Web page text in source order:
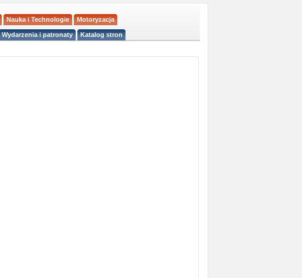
Nauka i Technologie Motoryzacja
Wydarzenia i patronaty Katalog stron